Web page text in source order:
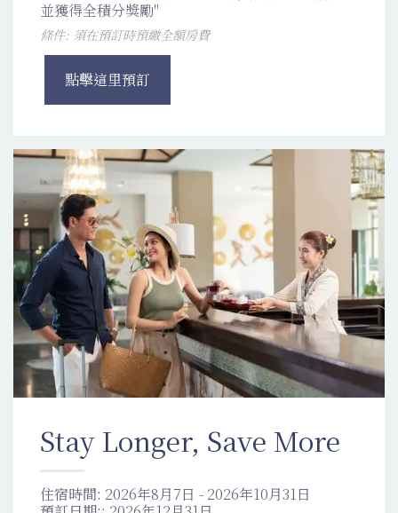
並獲得全積分獎勵"
條件: 須在預訂時預繳全額房費
點擊這里預訂
Stay Longer, Save More
住宿時間: 2026年8月7日 - 2026年10月31日